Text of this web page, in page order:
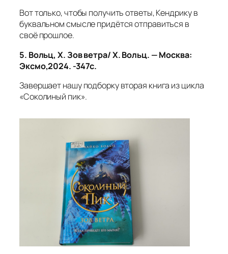
Вот только, чтобы получить ответы, Кендрику в
буквальном смысле придётся отправиться в
своё прошлое.
5. Вольц, Х. Зов ветра/ Х. Вольц. — Москва:
Эксмо,2024. -347с.
Завершает нашу подборку вторая книга из цикла
«Соколиный пик».